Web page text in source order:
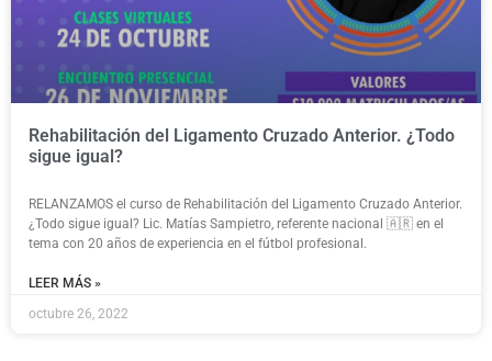
Rehabilitación del Ligamento Cruzado Anterior. ¿Todo
sigue igual?
RELANZAMOS el curso de Rehabilitación del Ligamento Cruzado Anterior.
¿Todo sigue igual? Lic. Matías Sampietro, referente nacional 🇦🇷 en el
tema con 20 años de experiencia en el fútbol profesional.
LEER MÁS »
octubre 26, 2022